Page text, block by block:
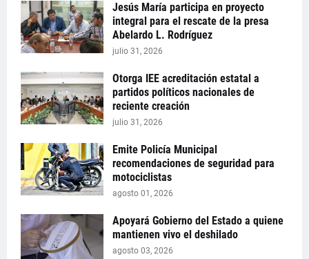
Jesús María participa en proyecto
integral para el rescate de la presa
Abelardo L. Rodríguez
julio 31, 2026
Otorga IEE acreditación estatal a
partidos políticos nacionales de
reciente creación
julio 31, 2026
Emite Policía Municipal
recomendaciones de seguridad para
motociclistas
agosto 01, 2026
Apoyará Gobierno del Estado a quiene
mantienen vivo el deshilado
agosto 03, 2026